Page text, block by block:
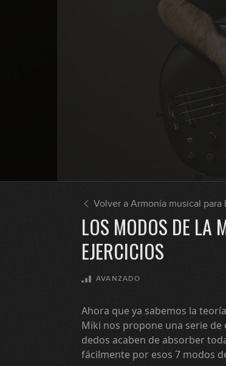
Volver a Armonía musical para
LOS MODOS DE LA
EJERCICIOS
AVANZADO
Ahora que ya sabemos la
Miki nos propone una serie
dedos acaben de absorber
fácilmente por esos 7 modos